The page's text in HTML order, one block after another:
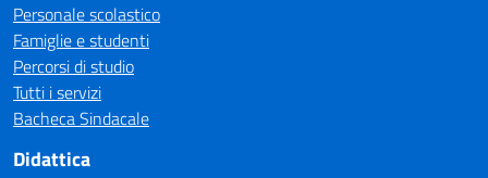
Personale scolastico
Famiglie e studenti
Percorsi di studio
Tutti i servizi
Bacheca Sindacale
Didattica